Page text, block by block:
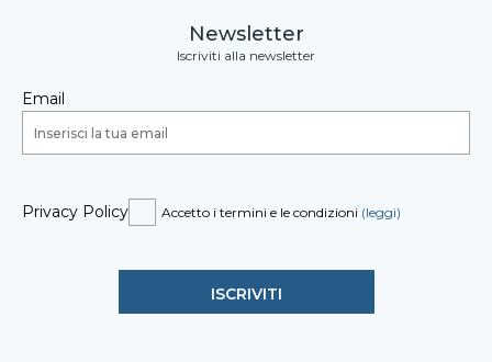
Newsletter
Iscriviti alla newsletter
Email
Privacy Policy Accetto i termini e le condizioni (leggi)